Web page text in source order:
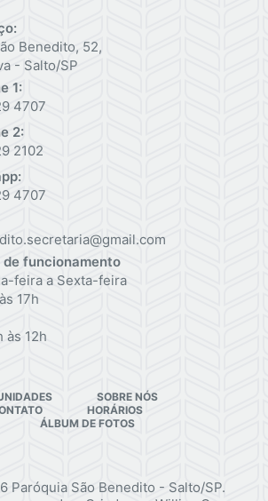
Benedito, 52,
- Salto/SP
1:
4707
2:
2102
4707
de funcionamento
feira a Sexta-feira
17h
às 12h
SOBRE NÓS
HORÁRIOS
ÁLBUM DE FOTOS
Paróquia São Benedito - Salto/SP.